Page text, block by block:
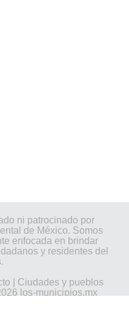
ni patrocinado por
de México. Somos
enfocada en brindar
y residentes del
Ciudades y pueblos
los-municipios.mx